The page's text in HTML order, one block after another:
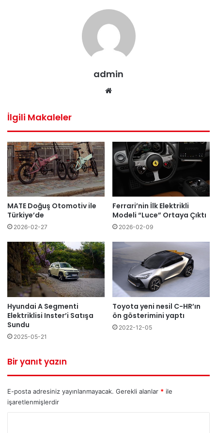
admin
İlgili Makaleler
MATE Doğuş Otomotiv ile
Türkiye’de
2026-02-27
Ferrari’nin İlk Elektrikli
Modeli “Luce” Ortaya Çıktı
2026-02-09
Hyundai A Segmenti
Elektriklisi Inster’i Satışa
Sundu
2025-05-21
Toyota yeni nesil C-HR’ın
ön gösterimini yaptı
2022-12-05
Bir yanıt yazın
E-posta adresiniz yayınlanmayacak. Gerekli alanlar * ile
işaretlenmişlerdir